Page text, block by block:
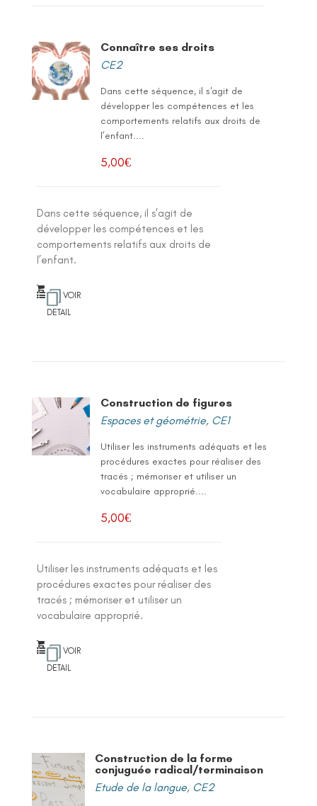
Connaître ses droits
CE2
Dans cette séquence, il s'agit de
développer les compétences et les
comportements relatifs aux droits de
l’enfant....
5,00€
Dans cette séquence, il s'agit de
développer les compétences et les
comportements relatifs aux droits de
l’enfant.
VOIR
DETAIL
Construction de figures
Espaces et géométrie, CE1
Utiliser les instruments adéquats et les
procédures exactes pour réaliser des
tracés ; mémoriser et utiliser un
vocabulaire approprié....
5,00€
Utiliser les instruments adéquats et les
procédures exactes pour réaliser des
tracés ; mémoriser et utiliser un
vocabulaire approprié.
VOIR
DETAIL
Construction de la forme
conjuguée radical/terminaison
Etude de la langue, CE2